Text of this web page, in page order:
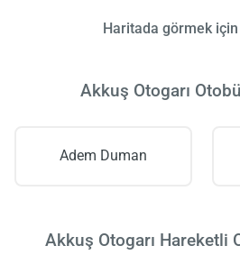
Haritada görmek için
Akkuş Otogarı
Adem Duman
Akkuş Otogarı Hareketli